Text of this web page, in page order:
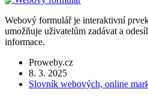
Webový formulář je interaktivní
umožňuje uživatelům zadávat a
informace.
Proweby.cz
8. 3. 2025
Slovník webových, online